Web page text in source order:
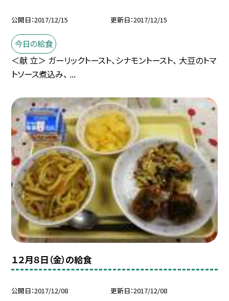
公開日 2017/12/15 更新日 2017/12/15
今日の給食
＜献 立＞ ガーリックトースト、シナモントースト、 大豆のトマ
トソース煮込み、 ...
１２月８日（金）の給食
公開日 2017/12/08 更新日 2017/12/08